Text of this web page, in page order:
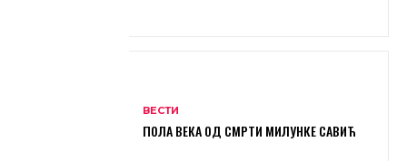
ВЕСТИ
ПОЛА ВЕКА ОД СМРТИ МИЛУНКЕ САВИЋ